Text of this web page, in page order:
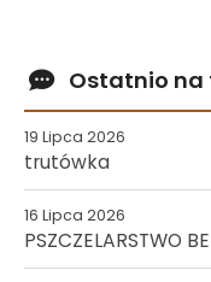
Ostatnio na
19 Lipca 2026
trutówka
16 Lipca 2026
PSZCZELARSTWO